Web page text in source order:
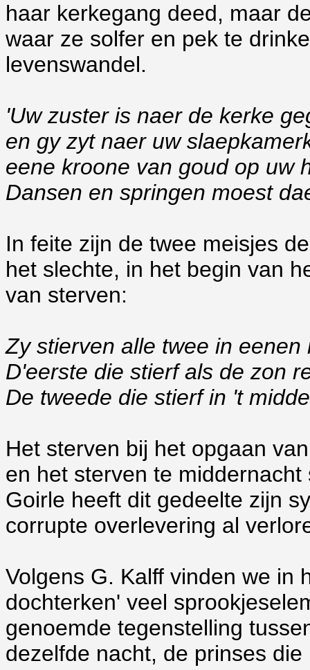
haar kerkegang deed, maar
waar ze solfer en pek te
levenswandel.
'Uw zuster is naer de kerke
en gy zyt naer uw
eene kroone van goud op uw
Dansen en springen moest
In feite zijn de twee meisjes
het slechte, in het begin van
van sterven:
Zy stierven alle twee in eenen
D'eerste die stierf als de zon
De tweede die stierf in 't
Het sterven bij het opgaan
en het sterven te
Goirle heeft dit gedeelte zijn
corrupte overlevering al
Volgens G. Kalff vinden we in
dochterken' veel
genoemde tegenstelling
dezelfde nacht, de prinses